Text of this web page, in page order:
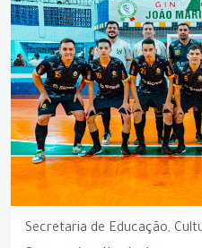
Secretaria de Educação,